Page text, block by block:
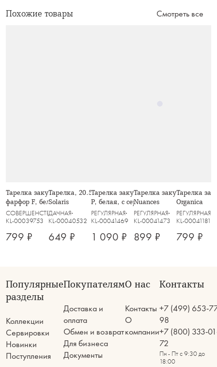
Похожие товары Смотреть все
Тарелка закусочная, 21,5 см,
фарфор F, белая, с серебристым
кантом, Lotus silver
СОВЕРШЕНСТВО
KL-00039753
799 ₽
Тарелка, 20.5 см, серо-зеленая,
Solaris
ДАЧНАЯ
KL-00040532
649 ₽
Тарелка закусочная, 23 см, фарфор
P, белая, с серебристым кантом,
White Platinum
РЕГУЛЯРНАЯ
KL-00041469
1 090 ₽
Тарелка закусочная, 21
Nuances
РЕГУЛЯРНАЯ
KL-00041473
899 ₽
Тарелка
Organica
РЕГУЛЯРНАЯ
KL-00041181
799 ₽
Популярные
разделы
Коллекции
Сервировки
Новинки
Поступления
Покупателям
Доставка и
оплата
Обмен и возврат
Для бизнеса
Документы
О нас
Контакты
О
компании
Контакты
+7 (499) 653-
98
+7 (800) 333-
72
Пн - Пт с 9:30 до
18:00